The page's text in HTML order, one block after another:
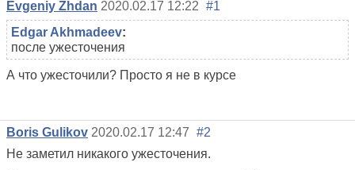
Evgeniy Zhdan 2020.02.17 12:22 #1
Edgar Akhmadeev:
после ужесточения
А что ужесточили? Просто я не в курсе
Boris Gulikov 2020.02.17 12:47 #2
Не заметил никакого ужесточения.